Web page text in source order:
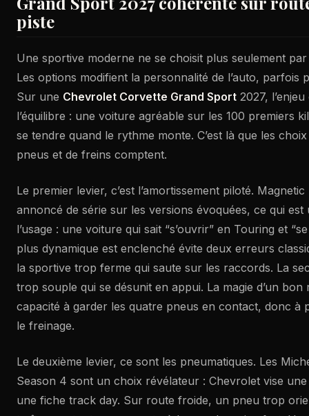
piste
Une sportive moderne ne se choisit plus seulement
Les options modifient la personnalité de l’auto, parfois
Sur une Chevrolet Corvette Grand Sport 2027,
l’équilibre : une voiture agréable sur les 100 premiers
se tendre quand le rythme monte. C’est là que les choix
pneus et de freins comptent.
Le premier levier, c’est l’amortissement piloté.
annoncé de série sur les versions évoquées, ce qui
l’usage : une voiture qui sait “s’ouvrir” en Touring et
plus dynamique est enclenché évite deux erreurs
la sportive trop ferme qui saute sur les raccords. La
trop souple qui se désunit en appui. La magie d’un bon
capacité à garder les quatre pneus en contact, donc à
le freinage.
Le deuxième levier, ce sont les pneumatiques. Les
Season 4 sont un choix révélateur : Chevrolet vise
une fiche track day. Sur route froide, un pneu trop